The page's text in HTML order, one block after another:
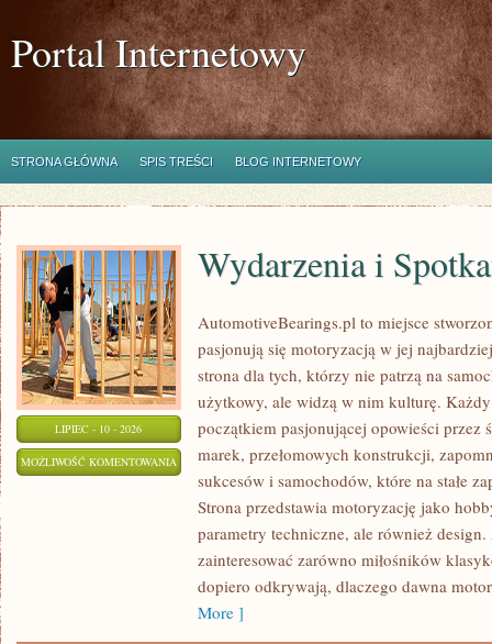
Portal Internetowy
STRONA GŁÓWNA SPIS TREŚCI BLOG INTERNETOWY
LIPIEC - 10 - 2026
MOŻLIWOŚĆ KOMENTOWANIA WYDARZENIA
SPOTKANIA
KLASYKÓW
Wydarzenia i
AutomotiveBearings.pl to miejsce
pasjonują się motoryzacją w jej
strona dla tych, którzy nie patrzą na
użytkowy, ale widzą w nim kulturę.
początkiem pasjonującej opowieści przez
marek, przełomowych konstrukcji,
sukcesów i samochodów, które na stałe
Strona przedstawia motoryzację jako
parametry techniczne, ale również
zainteresować zarówno miłośników
dopiero odkrywają, dlaczego dawna
More ]